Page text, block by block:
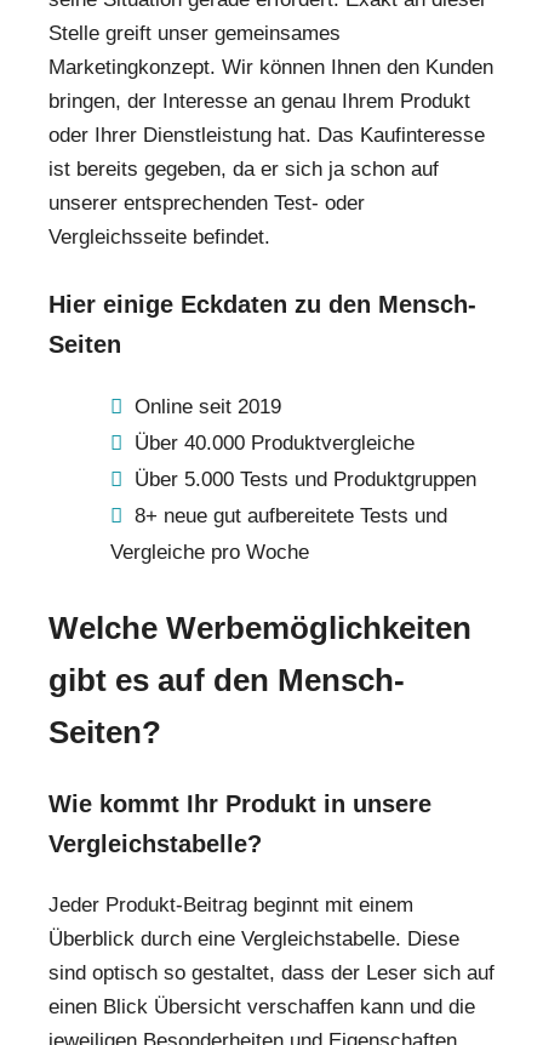
Stelle greift unser gemeinsames
Marketingkonzept. Wir können Ihnen den Kunden
bringen, der Interesse an genau Ihrem Produkt
oder Ihrer Dienstleistung hat. Das Kaufinteresse
ist bereits gegeben, da er sich ja schon auf
unserer entsprechenden Test- oder
Vergleichsseite befindet.
Hier einige Eckdaten zu den Mensch-
Seiten
Online seit 2019
Über 40.000 Produktvergleiche
Über 5.000 Tests und Produktgruppen
8+ neue gut aufbereitete Tests und
Vergleiche pro Woche
Welche Werbemöglichkeiten
gibt es auf den Mensch-
Seiten?
Wie kommt Ihr Produkt in unsere
Vergleichstabelle?
Jeder Produkt-Beitrag beginnt mit einem
Überblick durch eine Vergleichstabelle. Diese
sind optisch so gestaltet, dass der Leser sich auf
einen Blick Übersicht verschaffen kann und die
jeweiligen Besonderheiten und Eigenschaften